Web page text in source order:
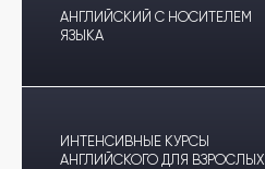
АНГЛИЙСКИЙ С НОСИТЕЛЕМ
ЯЗЫКА
ИНТЕНСИВНЫЕ КУРСЫ
АНГЛИЙСКОГО ДЛЯ ВЗРОСЛЫХ